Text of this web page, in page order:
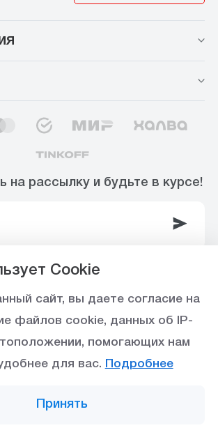
на рассылку и будьте в курсе!
отделение №5230 ПАО Сбербанк,
Cookie
сайт, вы даете согласие на
файлов cookie, данных об IP-
помогающих нам
для вас. Подробнее
Принять